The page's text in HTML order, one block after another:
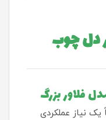
دل چوب
فلاور بزرگ
یک نیاز عملکردی